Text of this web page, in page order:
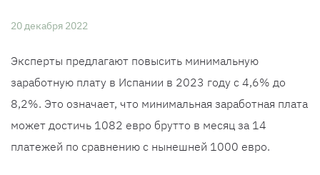
20 декабря 2022
Эксперты предлагают повысить минимальную
заработную плату в Испании в 2023 году с 4,6% до
8,2%. Это означает, что минимальная заработная плата
может достичь 1082 евро брутто в месяц за 14
платежей по сравнению с нынешней 1000 евро.